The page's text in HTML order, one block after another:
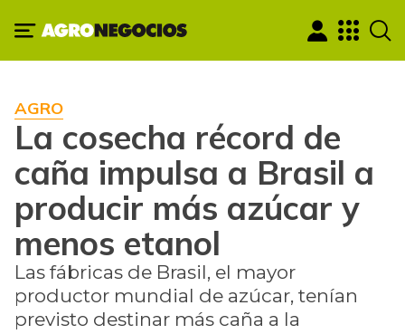
AGRO
La cosecha récord de
caña impulsa a Brasil a
producir más azúcar y
menos etanol
Las fábricas de Brasil, el mayor
productor mundial de azúcar, tenían
previsto destinar más caña a la